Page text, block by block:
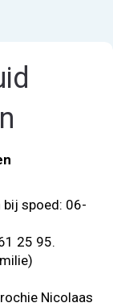
bij spoed: 06-
25 95.
Nicolaas